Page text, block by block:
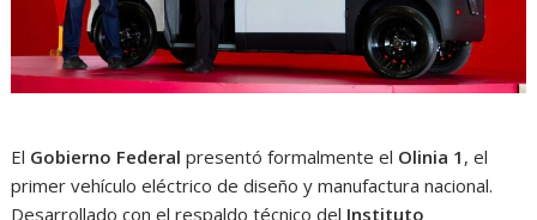
El Gobierno Federal presentó formalmente el Olinia 1 , el
primer vehículo eléctrico de diseño y manufactura nacional.
Desarrollado con el respaldo técnico del Instituto